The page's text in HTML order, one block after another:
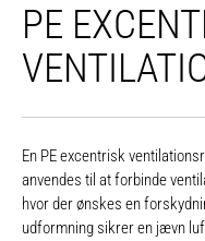
PE
En PE excentrisk
anvendes til at forbinde
hvor der ønskes en
udformning sikrer en jævn